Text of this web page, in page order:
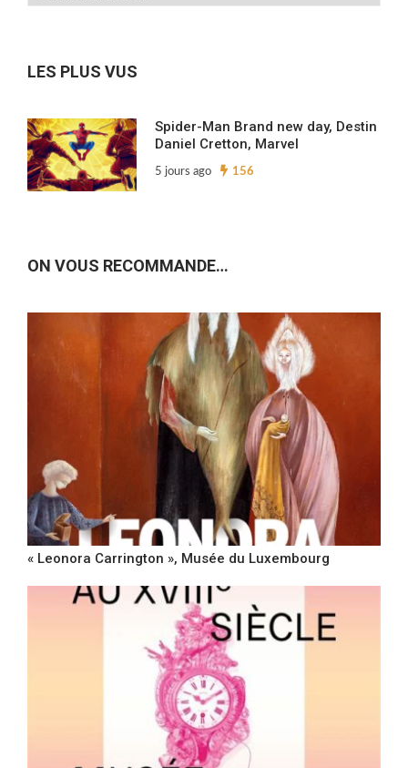
LES PLUS VUS
Spider-Man Brand new day, Destin
Daniel Cretton, Marvel
5 jours ago 156
ON VOUS RECOMMANDE…
« Leonora Carrington », Musée du Luxembourg